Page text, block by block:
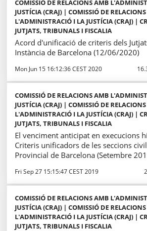
COMISSIÓ DE RELACIONS AMB
JUSTÍCIA (CRAJ) | COMISSIÓ DE
L'ADMINISTRACIÓ I LA JUSTÍCIA (CRAJ) |
JUTJATS, TRIBUNALS I FISCALIA
Acord d'unificació de criteris dels
Instància de Barcelona (12/06/2020)
Mon Jun 15 16:12:36 CEST 2020
COMISSIÓ DE RELACIONS AMB
JUSTÍCIA (CRAJ) | COMISSIÓ DE
L'ADMINISTRACIÓ I LA JUSTÍCIA (CRAJ) |
JUTJATS, TRIBUNALS I FISCALIA
El venciment anticipat en execucions
Criteris unificadors de les seccions
Provincial de Barcelona (Setembre
Fri Sep 27 15:15:47 CEST 2019
COMISSIÓ DE RELACIONS AMB
JUSTÍCIA (CRAJ) | COMISSIÓ DE
L'ADMINISTRACIÓ I LA JUSTÍCIA (CRAJ) |
JUTJATS, TRIBUNALS I FISCALIA